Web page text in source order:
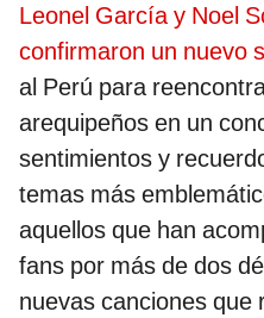
Leonel García y Noel
confirmaron un nuevo
al Perú para
arequipeños en un
sentimientos y
temas más
aquellos que han
fans por más de dos
nuevas canciones que